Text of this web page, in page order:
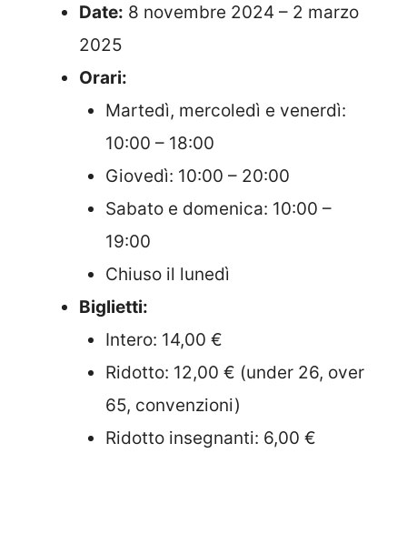
Date: 8 novembre 2024 – 2 marzo
2025
Orari:
Martedì, mercoledì e venerdì:
10:00 – 18:00
Giovedì: 10:00 – 20:00
Sabato e domenica: 10:00 –
19:00
Chiuso il lunedì
Biglietti:
Intero: 14,00 €
Ridotto: 12,00 € (under 26, over
65, convenzioni)
Ridotto insegnanti: 6,00 €